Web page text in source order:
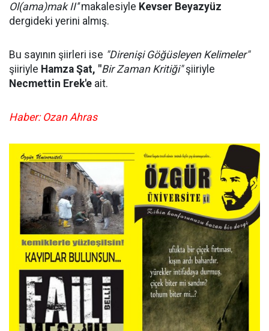
Ol(ama)mak II''makalesiyle Kevser Beyazyüz
dergideki yerini almış.
Bu sayının şiirleri ise "Direnişi Göğüsleyen Kelimeler"
şiiriyle Hamza Şat, "Bir Zaman Kritiği"şiiriyle
Necmettin Erek'e ait.
Haber: Ozan Ahras